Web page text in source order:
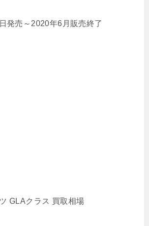
発売～2020年6月販売終了
GLAクラス 買取相場